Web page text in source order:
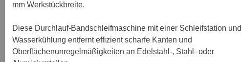
mm Werkstückbreite.
Diese Durchlauf-Bandschleifmaschine mit einer Schleifstation und
Wasserkühlung entfernt effizient scharfe Kanten und
Oberflächenunregelmäßigkeiten an Edelstahl-, Stahl- oder